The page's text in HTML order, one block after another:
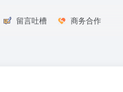
留言吐槽 商务合作